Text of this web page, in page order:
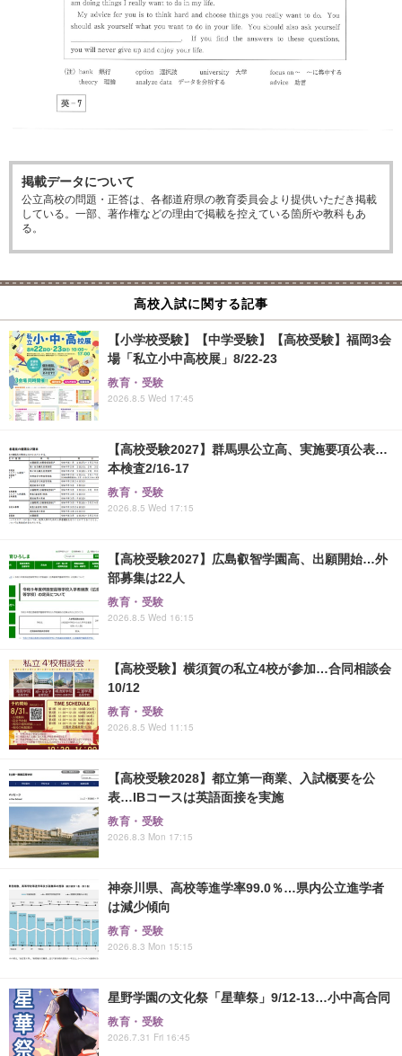
掲載データについて
公立高校の問題・正答は、各都道府県の教育委員会より提供いただき掲載
している。一部、著作権などの理由で掲載を控えている箇所や教科もあ
る。
高校入試に関する記事
【小学校受験】【中学受験】【高校受験】福岡3会
場「私立小中高校展」8/22-23
教育・受験
2026.8.5 Wed 17:45
【高校受験2027】群馬県公立高、実施要項公表…
本検査2/16-17
教育・受験
2026.8.5 Wed 17:15
【高校受験2027】広島叡智学園高、出願開始…外
部募集は22人
教育・受験
2026.8.5 Wed 16:15
【高校受験】横須賀の私立4校が参加…合同相談会
10/12
教育・受験
2026.8.5 Wed 11:15
【高校受験2028】都立第一商業、入試概要を公
表…IBコースは英語面接を実施
教育・受験
2026.8.3 Mon 17:15
神奈川県、高校等進学率99.0％…県内公立進学者
は減少傾向
教育・受験
2026.8.3 Mon 15:15
星野学園の文化祭「星華祭」9/12-13…小中高合同
教育・受験
2026.7.31 Fri 16:45